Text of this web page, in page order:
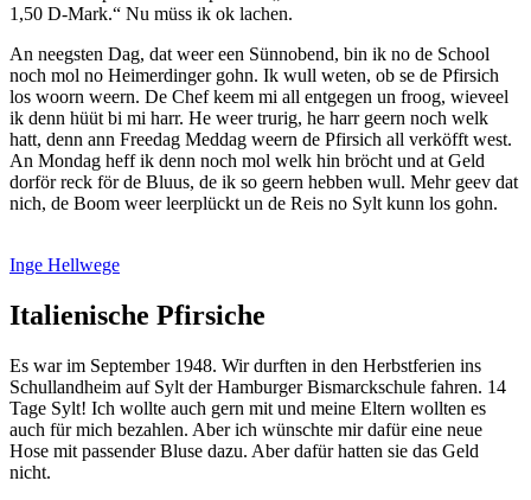
1,50 D-Mark.
Nu müss ik ok lachen.
An neegsten Dag, dat weer een Sünnobend, bin ik no de School
noch mol no Heimerdinger gohn. Ik wull weten, ob se de Pfirsich
los woorn weern. De Chef keem mi all entgegen un froog, wieveel
ik denn hüüt bi mi harr. He weer trurig, he harr geern noch welk
hatt, denn ann Freedag Meddag weern de Pfirsich all verköfft west.
An Mondag heff ik denn noch mol welk hin bröcht und at Geld
dorför reck för de Bluus, de ik so geern hebben wull. Mehr geev dat
nich, de Boom weer leerplückt un de Reis no Sylt kunn los gohn.
Inge Hellwege
Italienische Pfirsiche
Es war im September 1948. Wir durften in den Herbstferien ins
Schullandheim auf Sylt der Hamburger Bismarckschule fahren. 14
Tage Sylt! Ich wollte auch gern mit und meine Eltern wollten es
auch für mich bezahlen. Aber ich wünschte mir dafür eine neue
Hose mit passender Bluse dazu. Aber dafür hatten sie das Geld
nicht.